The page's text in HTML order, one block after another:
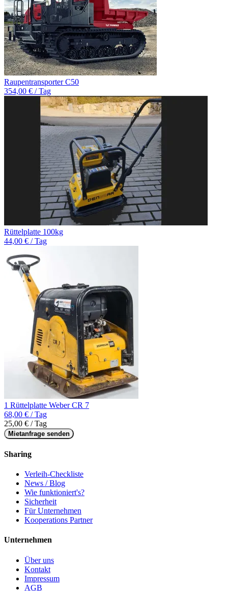
Raupentransporter C50
354,00 € / Tag
Rüttelplatte 100kg
44,00 € / Tag
1 Rüttelplatte Weber CR 7
68,00 € / Tag
25,00 € / Tag
Mietanfrage senden
Sharing
Verleih-Checkliste
News / Blog
Wie funktioniert's?
Sicherheit
Für Unternehmen
Kooperations Partner
Unternehmen
Über uns
Kontakt
Impressum
AGB